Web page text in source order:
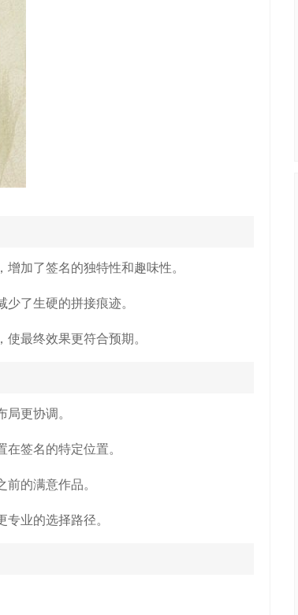
加了签名的独特性和趣味性。
了生硬的拼接痕迹。
最终效果更符合预期。
更协调。
签名的特定位置。
的满意作品。
业的选择路径。